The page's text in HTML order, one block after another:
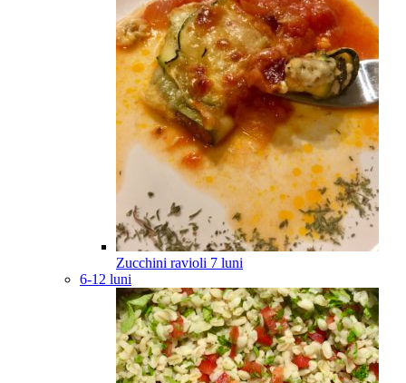
Zucchini ravioli 7 luni
6-12 luni